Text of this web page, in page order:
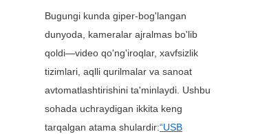
Bugungi kunda giper-bog'langan
dunyoda, kameralar ajralmas bo'lib
qoldi—video qo'ng'iroqlar, xavfsizlik
tizimlari, aqlli qurilmalar va sanoat
avtomatlashtirishini ta'minlaydi. Ushbu
sohada uchraydigan ikkita keng
tarqalgan atama shulardir:“USB